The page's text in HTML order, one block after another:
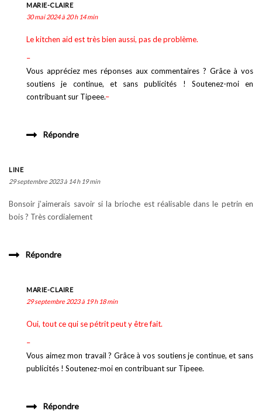
MARIE-CLAIRE
30 mai 2024 à 20 h 14 min
Le kitchen aid est très bien aussi, pas de problème.
–
Vous appréciez mes réponses aux commentaires ? Grâce à vos
soutiens je continue, et sans publicités ! Soutenez-moi en
contribuant sur Tipeee.–
Répondre
LINE
29 septembre 2023 à 14 h 19 min
Bonsoir j’aimerais savoir si la brioche est réalisable dans le petrin en
bois ? Très cordialement
Répondre
MARIE-CLAIRE
29 septembre 2023 à 19 h 18 min
Oui, tout ce qui se pétrit peut y être fait.
–
Vous aimez mon travail ? Grâce à vos soutiens je continue, et sans
publicités ! Soutenez-moi en contribuant sur Tipeee.
Répondre